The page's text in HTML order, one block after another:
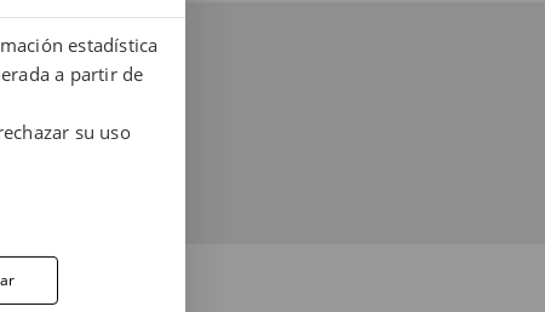
estadística
a partir de
su uso